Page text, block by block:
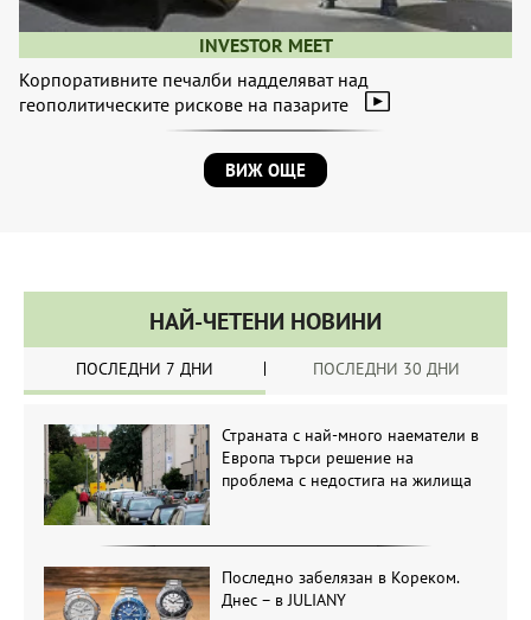
INVESTOR MEET
Корпоративните печалби надделяват над
геополитическите рискове на пазарите
ВИЖ ОЩЕ
НАЙ-ЧЕТЕНИ НОВИНИ
ПОСЛЕДНИ 7 ДНИ ПОСЛЕДНИ 30 ДНИ
Страната с най-много наематели в
Европа търси решение на
проблема с недостига на жилища
Последно забелязан в Кореком.
Днес – в JULIANY